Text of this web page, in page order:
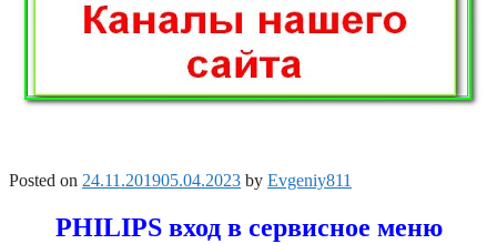
Posted on 24.11.201905.04.2023 by Evgeniy811
PHILIPS вход в сервисное меню